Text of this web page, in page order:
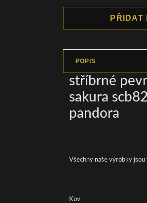
PŘIDAT
POPIS
stříbrné
sakura
pandora
Všechny naše výrobky
Kov